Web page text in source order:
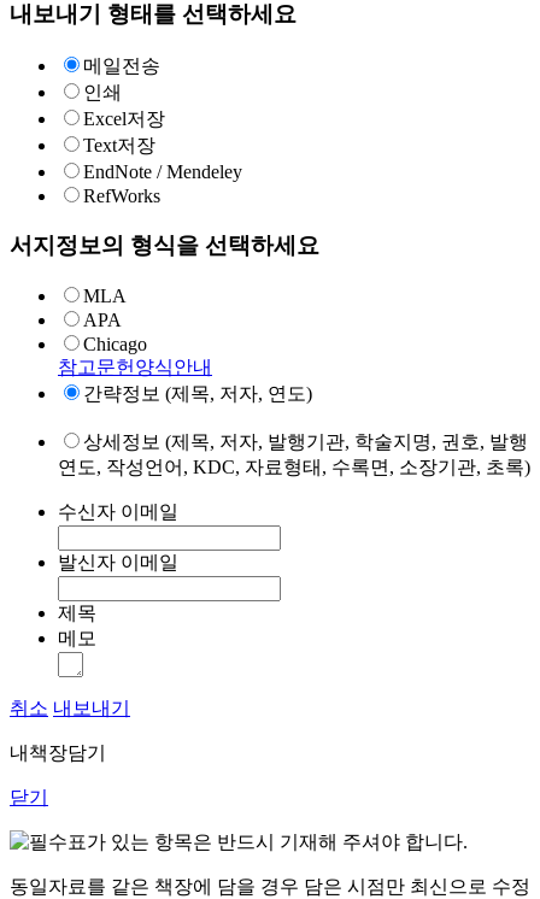
내보내기 형태를 선택하세요
메일전송
인쇄
Excel저장
Text저장
EndNote / Mendeley
RefWorks
서지정보의 형식을 선택하세요
MLA
APA
Chicago
참고문헌양식안내
간략정보 (제목, 저자, 연도)
상세정보 (제목, 저자, 발행기관, 학술지명, 권호, 발행
연도, 작성언어, KDC, 자료형태, 수록면, 소장기관, 초록)
수신자 이메일
발신자 이메일
제목
메모
취소 내보내기
내책장담기
닫기
표가 있는 항목은 반드시 기재해 주셔야 합니다.
동일자료를 같은 책장에 담을 경우 담은 시점만 최신으로 수정